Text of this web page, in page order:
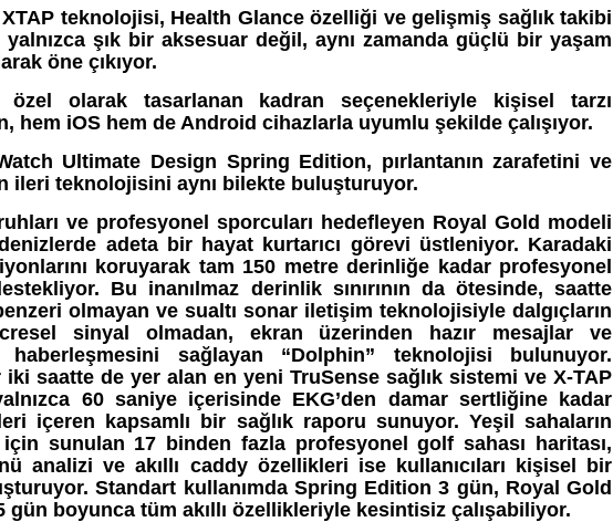
teknolojisi, Health Glance özelliği ve gelişmiş sağlık takibi
yalnızca şık bir aksesuar değil, aynı zamanda güçlü bir yaşam
öne çıkıyor.
olarak tasarlanan kadran seçenekleriyle kişisel tarzı
hem iOS hem de Android cihazlarla uyumlu şekilde çalışıyor.
Ultimate Design Spring Edition, pırlantanın zarafetini ve
ileri teknolojisini aynı bilekte buluşturuyor.
ve profesyonel sporcuları hedefleyen Royal Gold modeli
adeta bir hayat kurtarıcı görevi üstleniyor. Karadaki
koruyarak tam 150 metre derinliğe kadar profesyonel
Bu inanılmaz derinlik sınırının da ötesinde, saatte
olmayan ve sualtı sonar iletişim teknolojisiyle dalgıçların
sinyal olmadan, ekran üzerinden hazır mesajlar ve
haberleşmesini sağlayan “Dolphin” teknolojisi bulunuyor.
iki saatte de yer alan en yeni TruSense sağlık sistemi ve X-TAP
60 saniye içerisinde EKG’den damar sertliğine kadar
içeren kapsamlı bir sağlık raporu sunuyor. Yeşil sahaların
için sunulan 17 binden fazla profesyonel golf sahası haritası,
analizi ve akıllı caddy özellikleri ise kullanıcıları kişisel bir
Standart kullanımda Spring Edition 3 gün, Royal Gold
gün boyunca tüm akıllı özellikleriyle kesintisiz çalışabiliyor.